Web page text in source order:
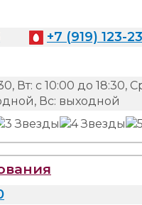
+7 (919) 123-
Вт: с 10:00 до 18:30,
Вс: выходной